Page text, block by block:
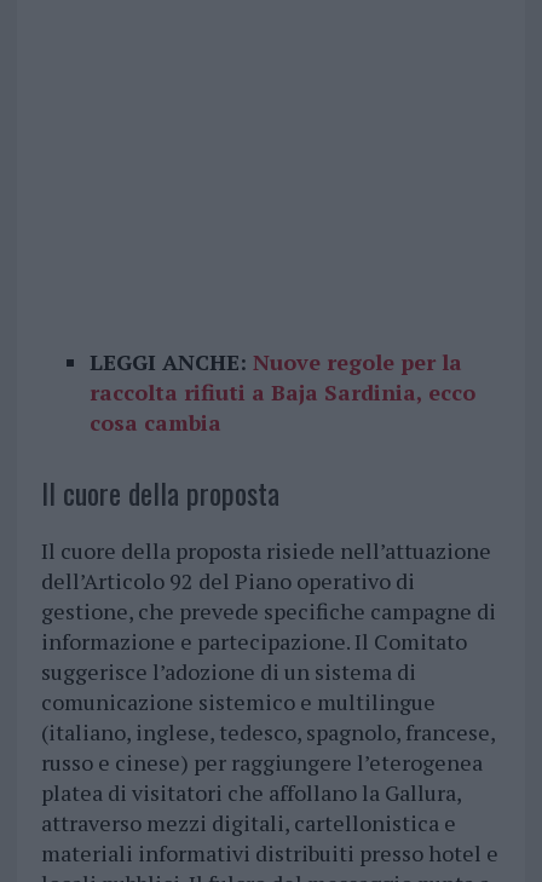
LEGGI ANCHE: Nuove regole per la
raccolta rifiuti a Baja Sardinia, ecco
cosa cambia
Il cuore della proposta
Il cuore della proposta risiede nell’attuazione
dell’Articolo 92 del Piano operativo di
gestione, che prevede specifiche campagne di
informazione e partecipazione. Il Comitato
suggerisce l’adozione di un sistema di
comunicazione sistemico e multilingue
(italiano, inglese, tedesco, spagnolo, francese,
russo e cinese) per raggiungere l’eterogenea
platea di visitatori che affollano la Gallura,
attraverso mezzi digitali, cartellonistica e
materiali informativi distribuiti presso hotel e